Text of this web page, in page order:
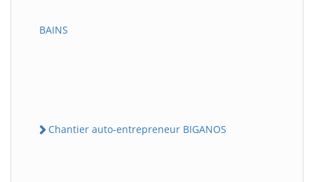
BAINS
Chantier auto-entrepreneur BIGANOS